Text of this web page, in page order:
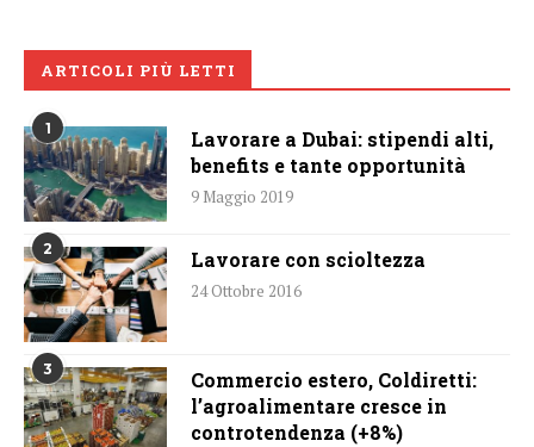
ARTICOLI PIÙ LETTI
1
Lavorare a Dubai: stipendi alti,
benefits e tante opportunità
9 Maggio 2019
2 Lavorare con scioltezza
24 Ottobre 2016
3
Commercio estero, Coldiretti:
l’agroalimentare cresce in
controtendenza (+8%)